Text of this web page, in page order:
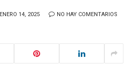
ENERO 14, 2025 NO HAY COMENTARIOS